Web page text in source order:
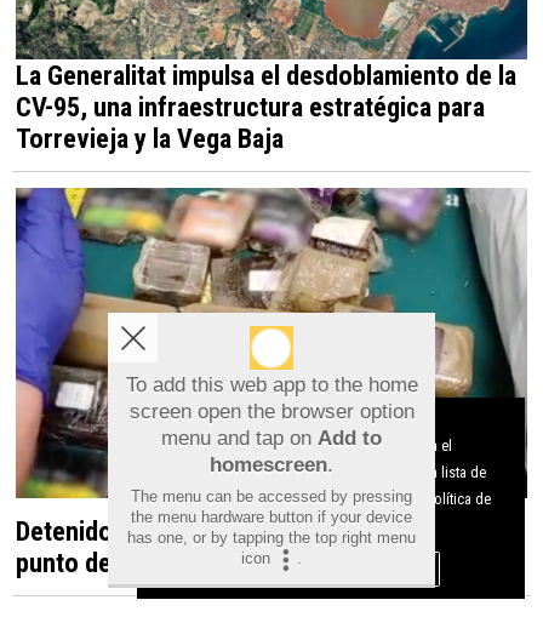
La Generalitat impulsa el desdoblamiento de la
CV-95, una infraestructura estratégica para
Torrevieja y la Vega Baja
Detenido en Albatera por dirigir un presunto
punto de venta de droga desde una vivienda
To add this web app to the home
screen open the browser option
menu and tap on Add to
homescreen.
The menu can be accessed by pressing
the menu hardware button if your device
has one, or by tapping the top right menu
icon
.
Aviso sobre el Uso de cookies:
Utilizamos cookies nuestras y de terceros para el
funcionamiento del digital. Puedes consultar la lista de
cookies y como desconectarlas. Ver nuestra Política de
Privacidad y Cookies
Aceptar Cookies